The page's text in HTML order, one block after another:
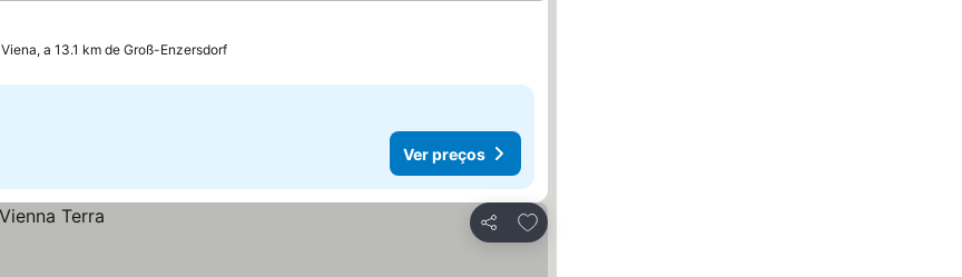
Viena, a 13.1 km de Groß-Enzersdorf
Ver preços
Partilhar
Adicionar aos favoritos